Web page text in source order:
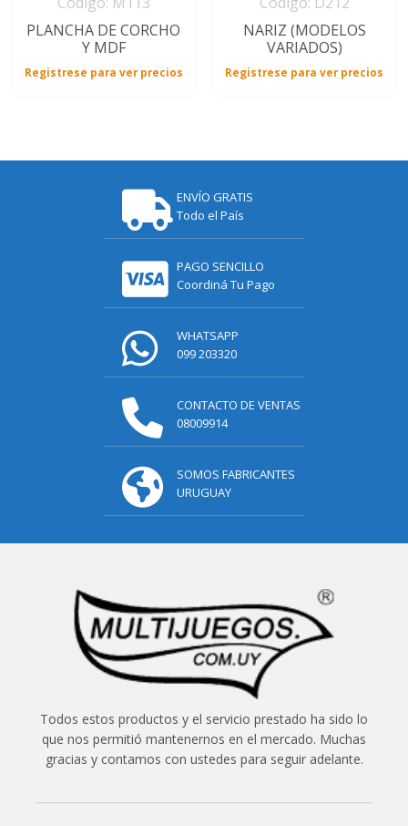
PLANCHA DE CORCHO
Y MDF
Registrese para ver precios
NARIZ (MODELOS
VARIADOS)
Registrese para ver precios
ENVÍO GRATIS
Todo el País
PAGO SENCILLO
Coordiná Tu Pago
WHATSAPP
099 203320
CONTACTO DE VENTAS
08009914
SOMOS FABRICANTES
URUGUAY
Todos estos productos y el servicio prestado ha sido lo
que nos permitió mantenernos en el mercado. Muchas
gracias y contamos con ustedes para seguir adelante.